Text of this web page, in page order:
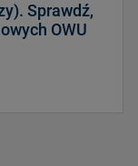
Sprawdź,
OWU